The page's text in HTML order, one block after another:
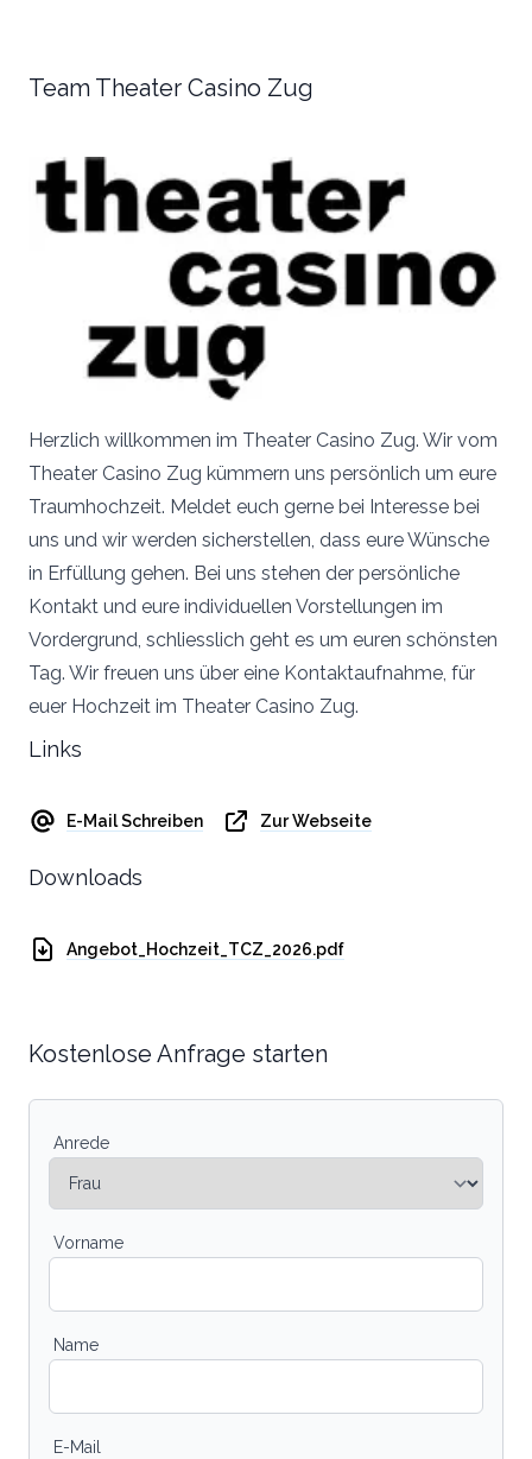
Team Theater Casino Zug
Herzlich willkommen im Theater Casino Zug. Wir vom
Theater Casino Zug kümmern uns persönlich um eure
Traumhochzeit. Meldet euch gerne bei Interesse bei
uns und wir werden sicherstellen, dass eure Wünsche
in Erfüllung gehen. Bei uns stehen der persönliche
Kontakt und eure individuellen Vorstellungen im
Vordergrund, schliesslich geht es um euren schönsten
Tag. Wir freuen uns über eine Kontaktaufnahme, für
euer Hochzeit im Theater Casino Zug.
Links
E-Mail Schreiben Zur Webseite
Downloads
Angebot_Hochzeit_TCZ_2026.pdf
Kostenlose Anfrage starten
Anrede
Vorname
Name
E-Mail